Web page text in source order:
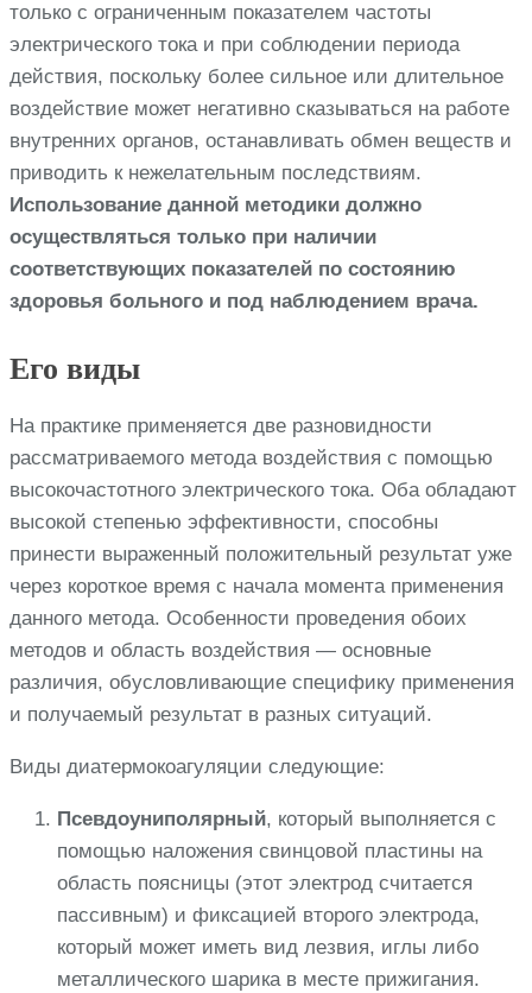
только с ограниченным показателем частоты
электрического тока и при соблюдении периода
действия, поскольку более сильное или длительное
воздействие может негативно сказываться на работе
внутренних органов, останавливать обмен веществ и
приводить к нежелательным последствиям.
Использование данной методики должно
осуществляться только при наличии
соответствующих показателей по состоянию
здоровья больного и под наблюдением врача.
Его виды
На практике применяется две разновидности
рассматриваемого метода воздействия с помощью
высокочастотного электрического тока. Оба обладают
высокой степенью эффективности, способны
принести выраженный положительный результат уже
через короткое время с начала момента применения
данного метода. Особенности проведения обоих
методов и область воздействия — основные
различия, обусловливающие специфику применения
и получаемый результат в разных ситуаций.
Виды диатермокоагуляции следующие:
Псевдоуниполярный, который выполняется с
помощью наложения свинцовой пластины на
область поясницы (этот электрод считается
пассивным) и фиксацией второго электрода,
который может иметь вид лезвия, иглы либо
металлического шарика в месте прижигания.